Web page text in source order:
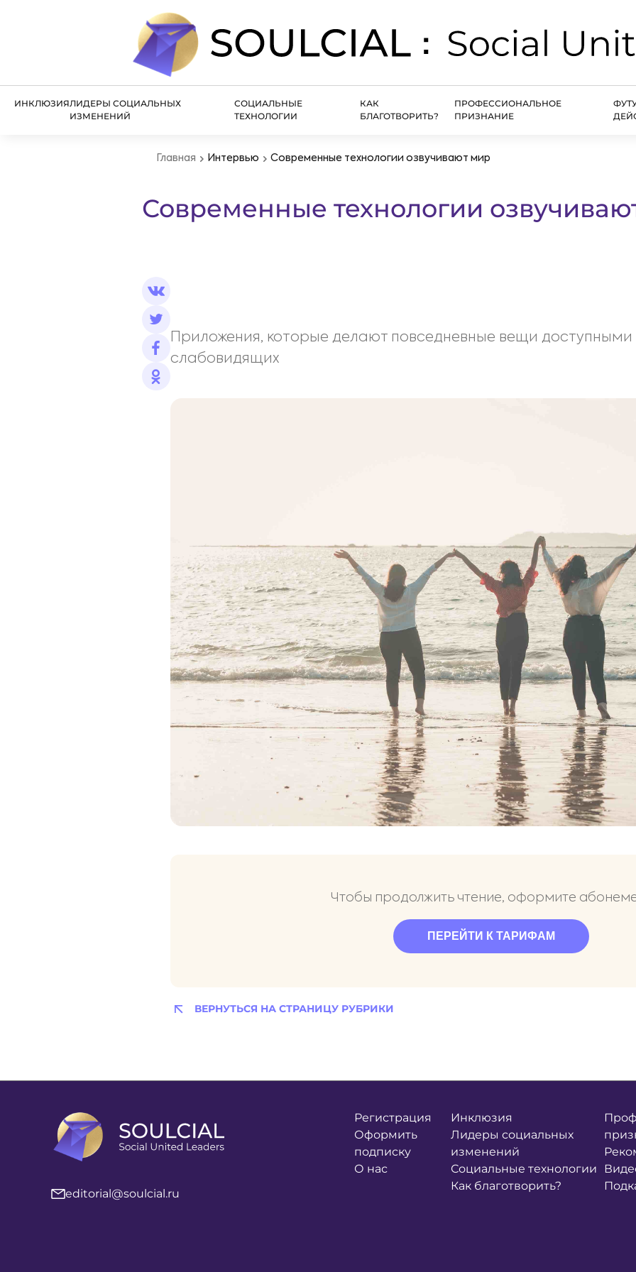
ИНКЛЮЗИЯЛИДЕРЫ СОЦИАЛЬНЫХ
ИЗМЕНЕНИЙ
СОЦИАЛЬНЫЕ
ТЕХНОЛОГИИ
КАК
БЛАГОТВОРИТЬ?
ПРОФЕССИОНАЛЬНОЕ
ПРИЗНАНИЕ
Главная Интервью Современные технологии озвучивают мир
Современные технологии
Приложения, которые делают повседневные вещи доступными
слабовидящих
Чтобы продолжить чтение, оформите
ПЕРЕЙТИ К ТАРИФАМ
ВЕРНУТЬСЯ НА СТРАНИЦУ РУБРИКИ
editorial@soulcial.ru
Регистрация
Оформить
подписку
О нас
Инклюзия
Лидеры социальных
изменений
Социальные технологии
Как благотворить?